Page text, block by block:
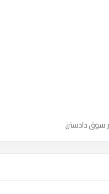
سوق دادسترز.